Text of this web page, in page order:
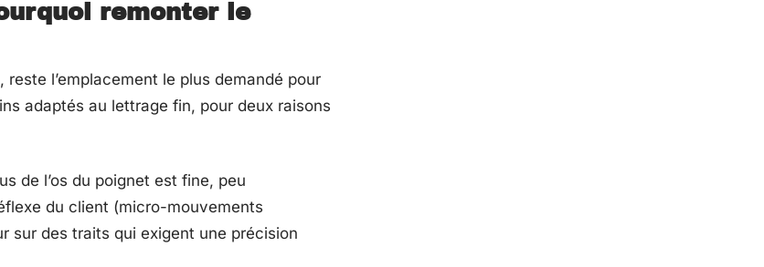
remonter le
l’emplacement le plus demandé pour
adaptés au lettrage fin, pour deux raisons
de l’os du poignet est fine, peu
du client (micro-mouvements
sur des traits qui exigent une précision